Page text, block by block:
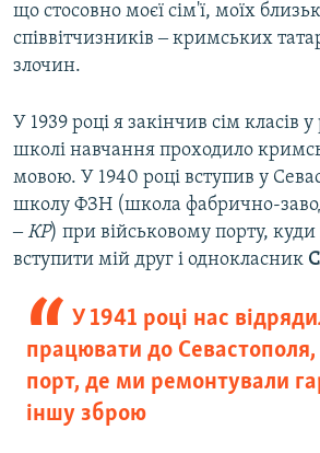
що стосовно моєї сім'ї, моїх
співвітчизників ‒ кримських
злочин.
У 1939 році я закінчив сім класів
школі навчання проходило
мовою. У 1940 році вступив у
школу ФЗН (школа фабрично-
‒КР) при військовому порту,
вступити мій друг і однокласник
У 1941 році нас
працювати до Севастополя,
порт, де ми ремонтували
іншу зброю